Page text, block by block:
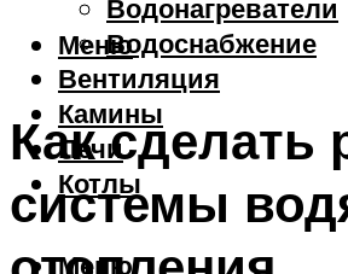
Водонагреватели
Водоснабжение
Вентиляция
Камины
Печи
Котлы
Меню
Меню
Как сделать
системы